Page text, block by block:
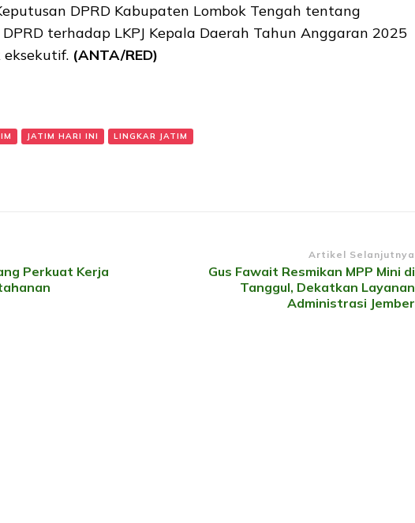
DPRD Kabupaten Lombok Tengah tentang
terhadap LKPJ Kepala Daerah Tahun Anggaran 2025
(ANTA/RED)
JATIM HARI INI LINGKAR JATIM
Perkuat Kerja
Artikel Selanjutnya
Gus Fawait Resmikan MPP Mini di
Tanggul, Dekatkan Layanan
Administrasi Jember